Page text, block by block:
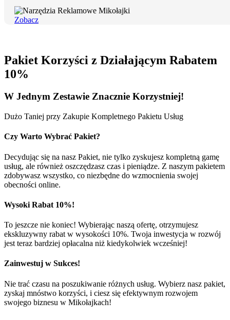
Zobacz
Pakiet Korzyści z Działającym Rabatem
10%
W Jednym Zestawie Znacznie Korzystniej!
Dużo Taniej przy Zakupie Kompletnego Pakietu Usług
Czy Warto Wybrać Pakiet?
Decydując się na nasz Pakiet, nie tylko zyskujesz kompletną gamę
usług, ale również oszczędzasz czas i pieniądze. Z naszym pakietem
zdobywasz wszystko, co niezbędne do wzmocnienia swojej
obecności online.
Wysoki Rabat 10%!
To jeszcze nie koniec! Wybierając naszą ofertę, otrzymujesz
ekskluzywny rabat w wysokości 10%. Twoja inwestycja w rozwój
jest teraz bardziej opłacalna niż kiedykolwiek wcześniej!
Zainwestuj w Sukces!
Nie trać czasu na poszukiwanie różnych usług. Wybierz nasz pakiet,
zyskaj mnóstwo korzyści, i ciesz się efektywnym rozwojem
swojego biznesu w Mikołajkach!